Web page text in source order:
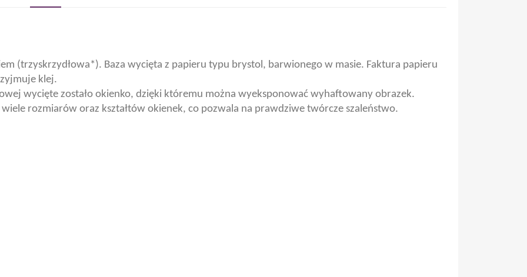
(trzyskrzydłowa*). Baza wycięta z papieru typu brystol, barwionego w masie. Faktura papieru
klej.
wycięte zostało okienko, dzięki któremu można wyeksponować wyhaftowany obrazek.
rozmiarów oraz kształtów okienek, co pozwala na prawdziwe twórcze szaleństwo.